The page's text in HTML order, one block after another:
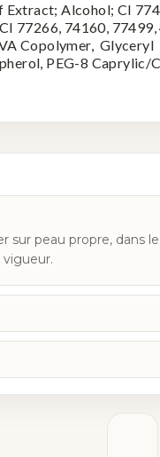
Extract; Alcohol; CI
77266, 74160, 77499,
Copolymer, Glyceryl
PEG-8 Caprylic/
sur peau propre, dans le